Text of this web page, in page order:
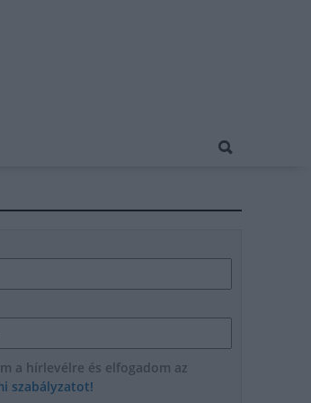
a hírlevélre és elfogadom az
szabályzatot!